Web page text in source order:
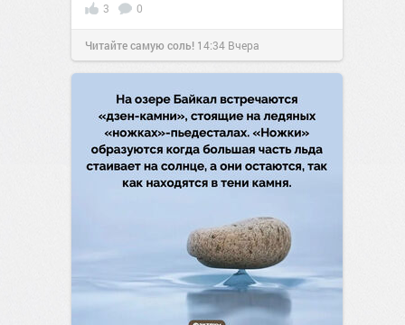
3 0
Читайте самую соль! 14:34 Вчера